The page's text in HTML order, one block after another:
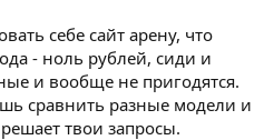
себе сайт арену, что
- ноль рублей, сиди и
и вообще не пригодятся.
сравнить разные модели и
твои запросы.